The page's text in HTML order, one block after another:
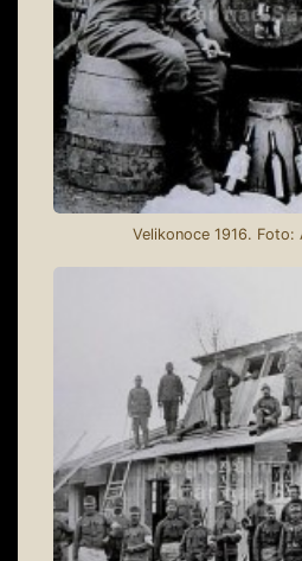
Velikonoce 1916. Foto: